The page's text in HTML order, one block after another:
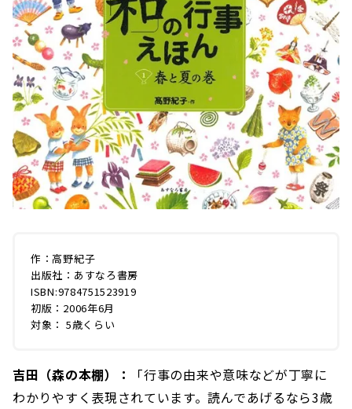
作：高野紀子
出版社：あすなろ書房
ISBN:9784751523919
初版：2006年6月
対象： 5歳くらい
吉田（森の本棚）：
「行事の由来や意味などが丁寧に
わかりやすく表現されています。読んであげるなら3歳